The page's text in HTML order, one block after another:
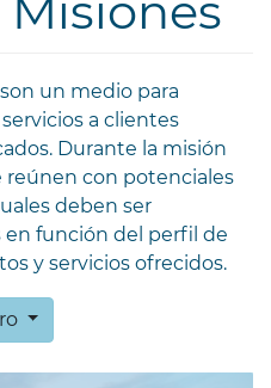
un medio para
a clientes
Durante la misión
reúnen con potenciales
deben ser
función del perfil de
y servicios ofrecidos.